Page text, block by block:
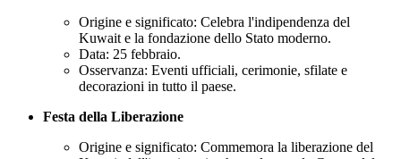
Origine e significato: Celebra l'indipendenza del
Kuwait e la fondazione dello Stato moderno.
Data: 25 febbraio.
Osservanza: Eventi ufficiali, cerimonie, sfilate e
decorazioni in tutto il paese.
Festa della Liberazione
Origine e significato: Commemora la liberazione del